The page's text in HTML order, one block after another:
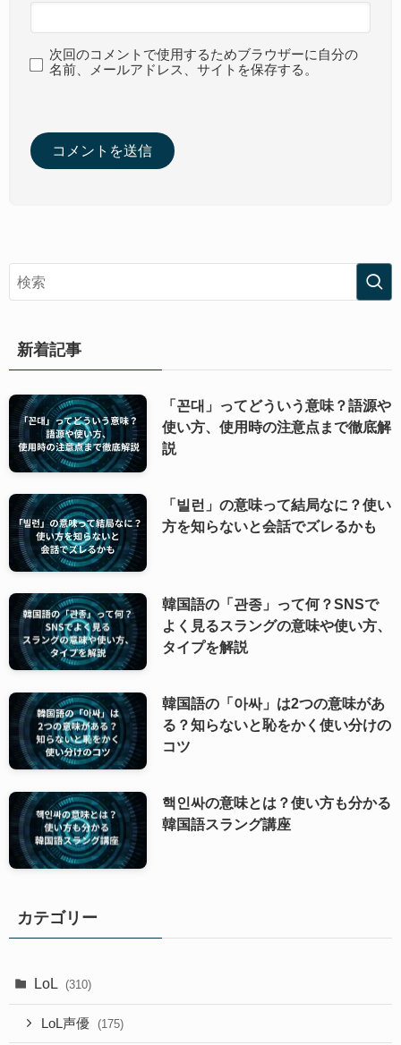
次回のコメントで使用するためブラウザーに自分の
名前、メールアドレス、サイトを保存する。
新着記事
「꼰대」ってどういう意味？語源や
使い方、使用時の注意点まで徹底解
説
「빌런」の意味って結局なに？使い
方を知らないと会話でズレるかも
韓国語の「관종」って何？SNSで
よく見るスラングの意味や使い方、
タイプを解説
韓国語の「아싸」は2つの意味があ
る？知らないと恥をかく使い分けの
コツ
핵인싸の意味とは？使い方も分かる
韓国語スラング講座
カテゴリー
LoL (310)
LoL声優 (175)